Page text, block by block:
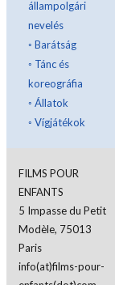
állampolgári
nevelés
◦ Barátság
◦ Tánc és
koreográfia
◦ Állatok
◦ Vígjátékok
FILMS POUR
ENFANTS
5 Impasse du Petit
Modèle, 75013
Paris
info(at)films-pour-